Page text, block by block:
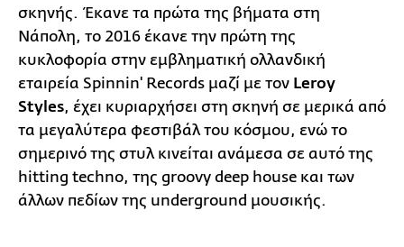
σκηνής. Έκανε τα πρώτα της βήματα στη
Νάπολη, το 2016 έκανε την πρώτη της
κυκλοφορία στην εμβληματική ολλανδική
εταιρεία Spinnin' Records μαζί με τον Leroy
Styles, έχει κυριαρχήσει στη σκηνή σε μερικά από
τα μεγαλύτερα φεστιβάλ του κόσμου, ενώ το
σημερινό της στυλ κινείται ανάμεσα σε αυτό της
hitting techno, της groovy deep house και των
άλλων πεδίων της underground μουσικής.